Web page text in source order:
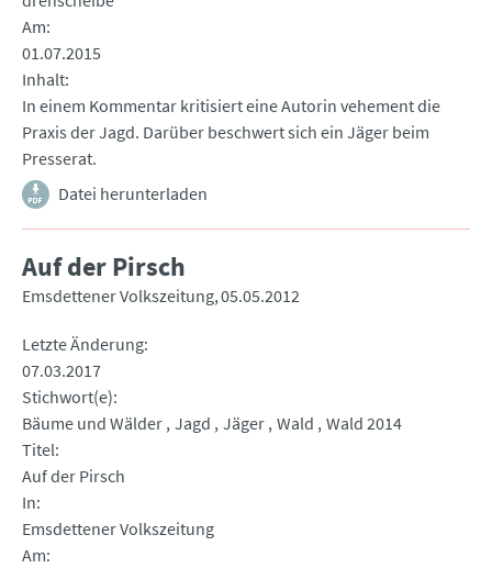
Am
01.07.2015
Inhalt
In einem Kommentar kritisiert eine Autorin vehement die
Praxis der Jagd. Darüber beschwert sich ein Jäger beim
Presserat.
Datei herunterladen
Auf der Pirsch
Emsdettener Volkszeitung 05.05.2012
Letzte Änderung
07.03.2017
Stichwort(e)
Bäume und Wälder Jagd Jäger Wald Wald 2014
Titel
Auf der Pirsch
In
Emsdettener Volkszeitung
Am